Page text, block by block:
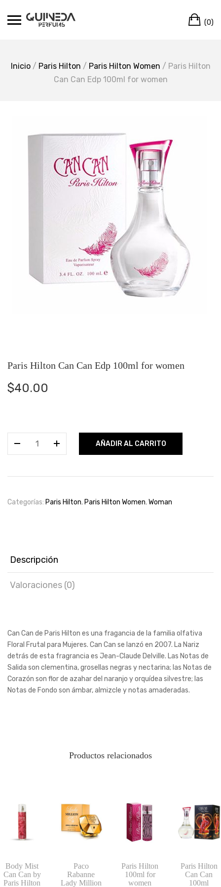
(0)
Inicio/ Paris Hilton / Paris Hilton Women / Paris Hilton
Can Can Edp 100ml for women
Paris Hilton Can Can Edp 100ml for women
$40.00
for
AÑADIR AL CARRITO
Categorías: Paris Hilton, Paris Hilton Women,Woman
Descripción
Valoraciones (0)
Can Can de Paris Hilton es una fragancia de la familia olfativa
Floral Frutal para Mujeres. Can Can se lanzó en 2007. La Nariz
detrás de esta fragrancia es Jean-Claude Delville. Las Notas de
Salida son clementina, grosellas negras y nectarina; las Notas de
Corazón son flor de azahar del naranjo y orquídea silvestre; las
Notas de Fondo son ámbar, almizcle y notas amaderadas.
Productos relacionados
Body Mist
Can Can by
Paris Hilton
Paco
Rabanne
Lady Million
Paris Hilton
100ml for
women
Paris Hilton
Can Can
100ml